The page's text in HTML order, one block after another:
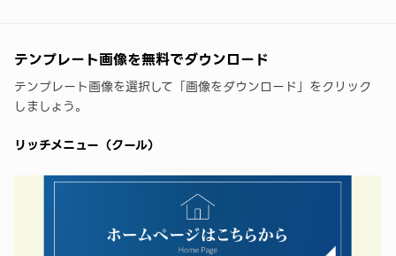
テンプレート画像を無料でダウンロード
テンプレート画像を選択して「画像をダウンロード」をクリック
しましょう。
リッチメニュー（クール）